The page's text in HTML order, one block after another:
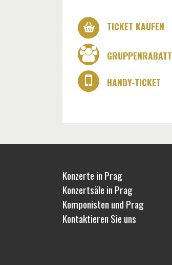
TICKET KAUFEN
GRUPPENRABATT
HANDY-TICKET
Konzerte in Prag
Konzertsäle in Prag
Komponisten und Prag
Kontaktieren Sie uns